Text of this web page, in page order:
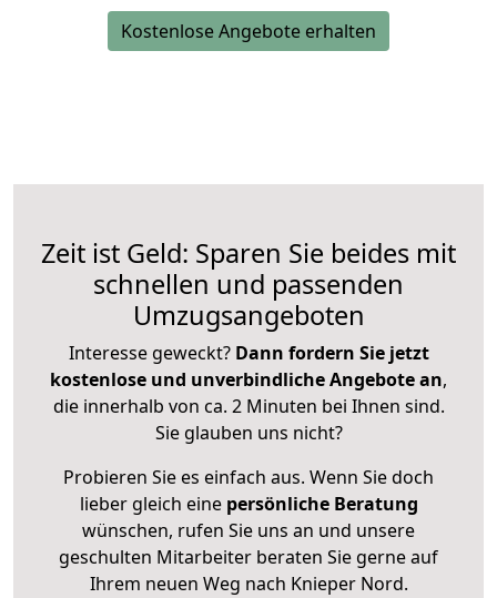
Kostenlose Angebote erhalten
Zeit ist Geld: Sparen Sie beides mit
schnellen und passenden
Umzugsangeboten
Interesse geweckt? Dann fordern Sie jetzt
kostenlose und unverbindliche Angebote an,
die innerhalb von ca. 2 Minuten bei Ihnen sind.
Sie glauben uns nicht?
Probieren Sie es einfach aus. Wenn Sie doch
lieber gleich eine persönliche Beratung
wünschen, rufen Sie uns an und unsere
geschulten Mitarbeiter beraten Sie gerne auf
Ihrem neuen Weg nach Knieper Nord.